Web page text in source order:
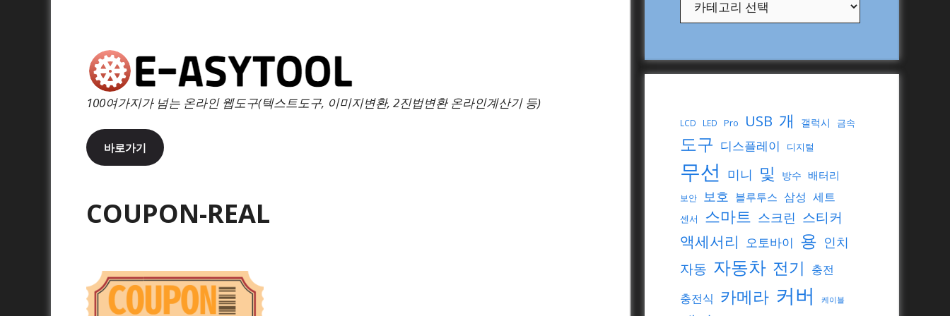
100여가지가 넘는 온라인 웹도구(텍스트도구, 이미지변환, 2진법변환 온라인계산기 등)
바로가기
COUPON-REAL
LCD LED Pro USB 개 갤럭시 금속
도구 디스플레이 디지털
무선 미니 및 방수 배터리
보안 보호 블루투스 삼성 세트
센서 스마트 스크린 스티커
액세서리 오토바이 용 인치
자동 자동차 전기 충전
충전식 카메라 커버 케이블